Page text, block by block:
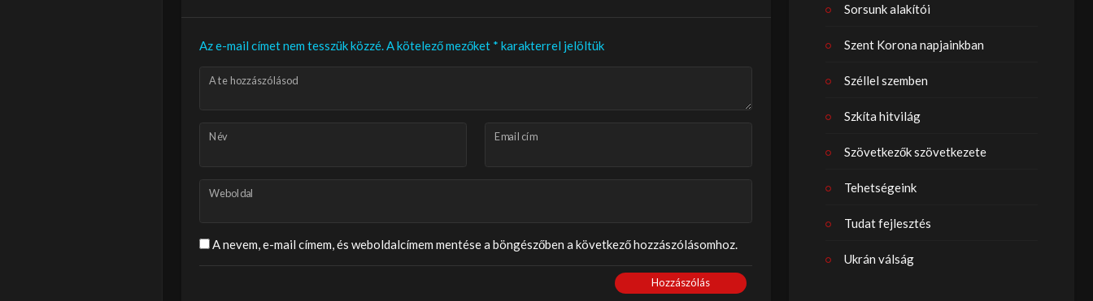
Az e-mail címet nem tesszük közzé.A kötelező mezőket * karakterrel jelöltük
A te hozzászólásod
Név Email cím
Weboldal
A nevem, e-mail címem, és weboldalcímem mentése a böngészőben a következő hozzászólásomhoz.
Hozzászólás
Sorsunk alakítói
Szent Korona napjainkban
Széllel szemben
Szkíta hitvilág
Szövetkezők szövetkezete
Tehetségeink
Tudat fejlesztés
Ukrán válság